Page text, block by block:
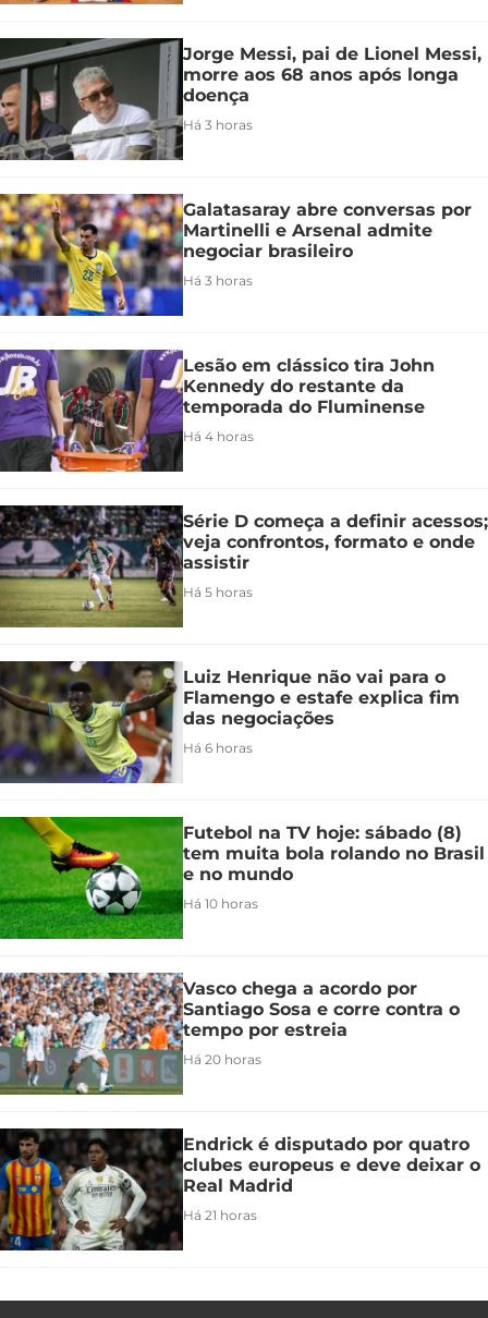
Jorge Messi, pai de Lionel Messi,
morre aos 68 anos após longa
doença
Há 3 horas
Galatasaray abre conversas por
Martinelli e Arsenal admite
negociar brasileiro
Há 3 horas
Lesão em clássico tira John
Kennedy do restante da
temporada do Fluminense
Há 4 horas
Série D começa a definir acessos;
veja confrontos, formato e onde
assistir
Há 5 horas
Luiz Henrique não vai para o
Flamengo e estafe explica fim
das negociações
Há 6 horas
Futebol na TV hoje: sábado (8)
tem muita bola rolando no Brasil
e no mundo
Há 10 horas
Vasco chega a acordo por
Santiago Sosa e corre contra o
tempo por estreia
Há 20 horas
Endrick é disputado por quatro
clubes europeus e deve deixar o
Real Madrid
Há 21 horas